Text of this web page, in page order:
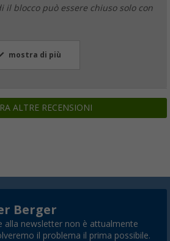
il blocco può essere chiuso solo con
mostra di più
ALTRE RECENSIONI
Berger
alla newsletter non è attualmente
il problema il prima possibile.